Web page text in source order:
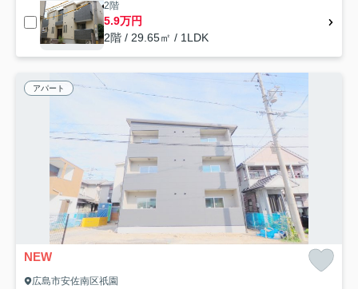
2階
5.9万円
2階 / 29.65㎡ / 1LDK
アパート
NEW
広島市安佐南区祇園